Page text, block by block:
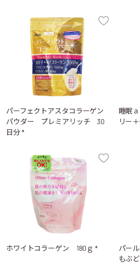
パーフェクトアスタコラーゲン
パウダー プレミアリッチ 30
日分 *
睡眠
リー
ホワイトコラーゲン 180ｇ *
パー
もぶ